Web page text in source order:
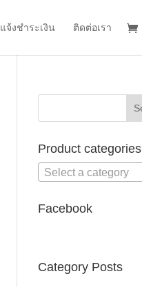
แจ้งชำระเงิน ติดต่อเรา
Product categories
Select a category
Facebook
Category Posts